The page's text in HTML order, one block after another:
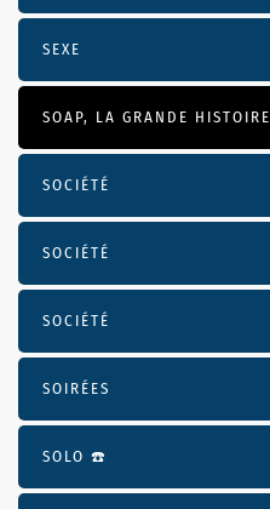
SEXE
SOAP, LA GRANDE HISTOIRE
SOCIÉTÉ
SOCIÉTÉ
SOCIÉTÉ
SOIRÉES
SOLO ☎️